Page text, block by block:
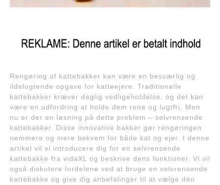
Rengøring af kattebakker kan være en besværlig og
ildelugtende opgave for katteejere. Traditionelle
kattebakker kræver daglig vedligeholdelse, og det kan
være en udfordring at holde dem rene og lugtfri. Men
nu er der en løsning på dette problem – selvrensende
kattebakker. Disse innovative bakker gør rengøringen
nemmere og mere bekvem for både kat og ejer. I denne
artikel vil vi introducere dig for en selvrensende
kattebakke fra vidaXL og beskrive dens funktioner. Vi vil
også diskutere fordelene ved at bruge en selvrensende
kattebakke og give dig anbefalinger til at vælge den